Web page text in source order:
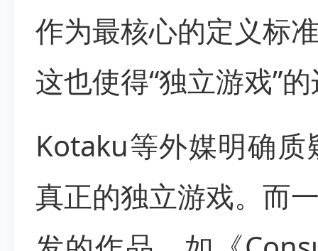
作为最核心的定义标
这也使得“独立游戏”
Kotaku等外媒明确
真正的独立游戏。而